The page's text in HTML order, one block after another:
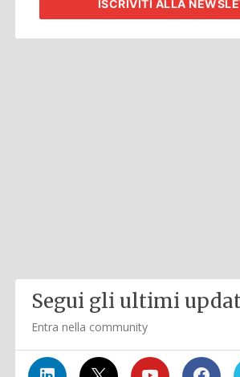
ISCRIVITI ALLA
Segui gli ultimi
Entra nella community